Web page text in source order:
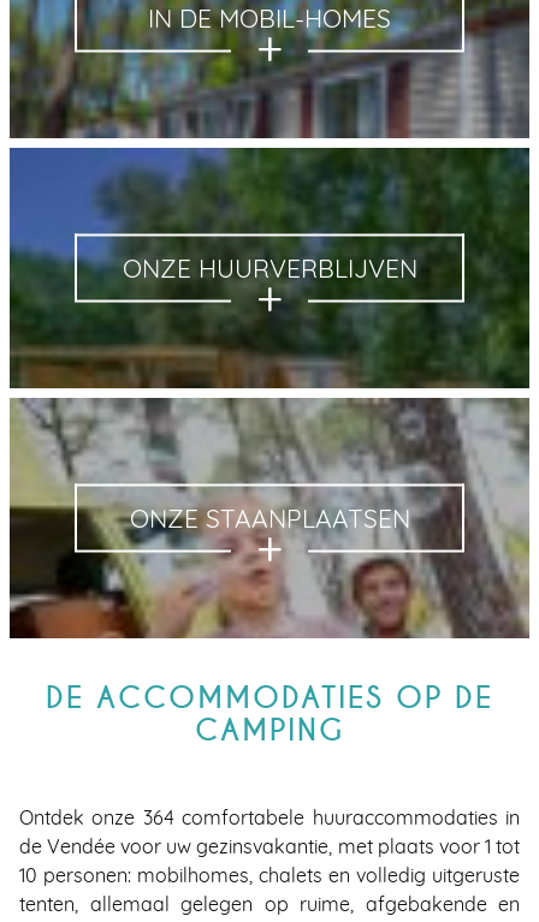
IN DE MOBIL-HOMES
ONZE HUURVERBLIJVEN
ONZE STAANPLAATSEN
DE ACCOMMODATIES OP DE
CAMPING
Ontdek onze 364 comfortabele huuraccommodaties in
de Vendée voor uw gezinsvakantie, met plaats voor 1 tot
10 personen: mobilhomes, chalets en volledig uitgeruste
tenten, allemaal gelegen op ruime, afgebakende en